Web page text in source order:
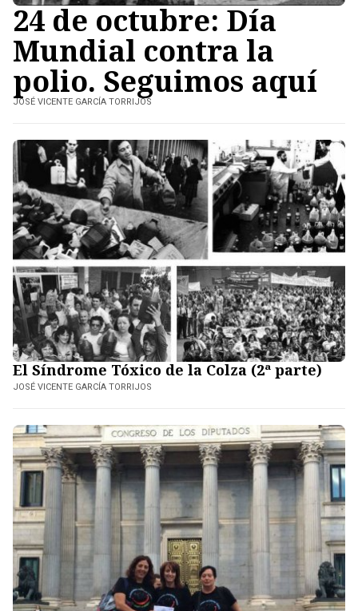
24 de octubre: Día
Mundial contra la
polio. Seguimos aquí
JOSÉ VICENTE GARCÍA TORRIJOS
El Síndrome Tóxico de la Colza (2ª parte)
JOSÉ VICENTE GARCÍA TORRIJOS